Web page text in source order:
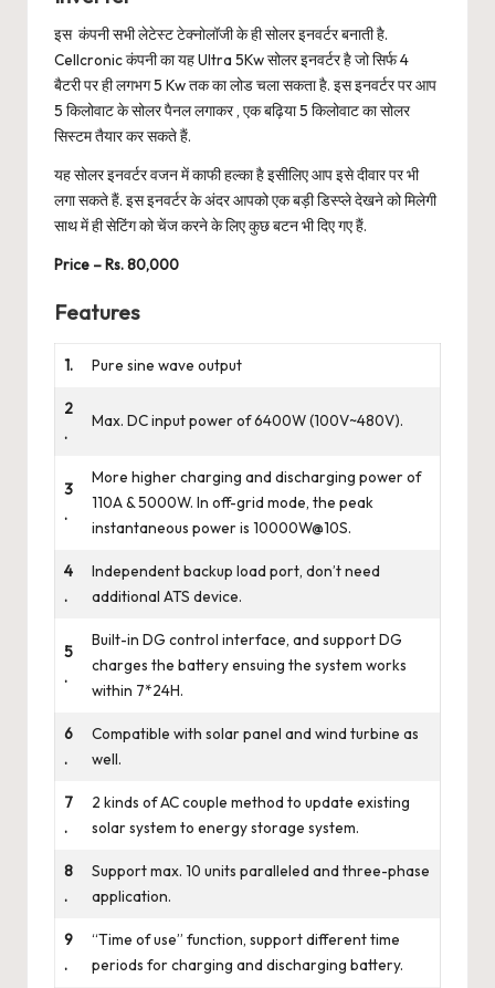
इस कंपनी सभी लेटेस्ट टेक्नोलॉजी के ही सोलर इनवर्टर बनाती है.
Cellcronic कंपनी का यह Ultra 5Kw सोलर इनवर्टर है जो सिर्फ 4
बैटरी पर ही लगभग 5 Kw तक का लोड चला सकता है. इस इनवर्टर पर आप
5 किलोवाट के सोलर पैनल लगाकर , एक बढ़िया 5 किलोवाट का सोलर
सिस्टम तैयार कर सकते हैं.
यह सोलर इनवर्टर वजन में काफी हल्का है इसीलिए आप इसे दीवार पर भी
लगा सकते हैं. इस इनवर्टर के अंदर आपको एक बड़ी डिस्प्ले देखने को मिलेगी
साथ में ही सेटिंग को चेंज करने के लिए कुछ बटन भी दिए गए हैं.
Price – Rs. 80,000
Features
1. Pure sine wave output
2
.
Max. DC input power of 6400W (100V~480V).
3
.
More higher charging and discharging power of
110A & 5000W. In off-grid mode, the peak
instantaneous power is 10000W@10S.
4
.
Independent backup load port, don’t need
additional ATS device.
5
.
Built-in DG control interface, and support DG
charges the battery ensuing the system works
within 7*24H.
6
.
Compatible with solar panel and wind turbine as
well.
7
.
2 kinds of AC couple method to update existing
solar system to energy storage system.
8
.
Support max. 10 units paralleled and three-phase
application.
9
.
“Time of use” function, support different time
periods for charging and discharging battery.